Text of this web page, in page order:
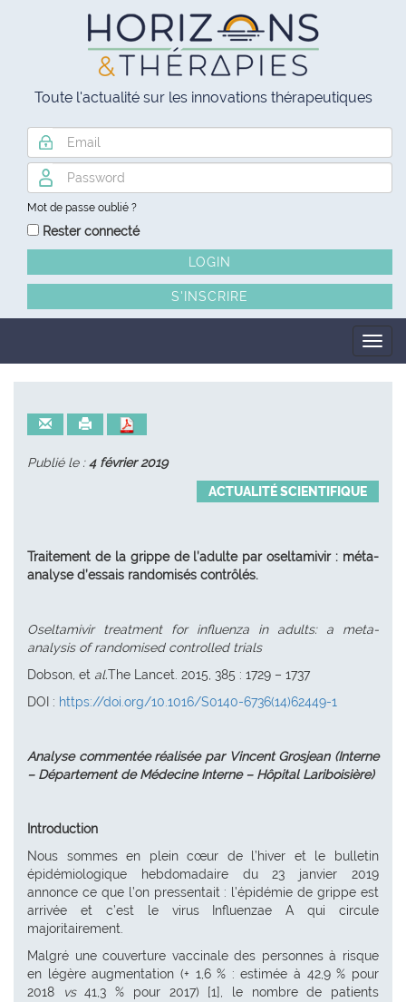
Toute l'actualité sur les innovations thérapeutiques
Mot de passe oublié ?
Rester connecté
S'INSCRIRE
Publié le :4 février 2019
ACTUALITÉ SCIENTIFIQUE
Traitement de la grippe de l’adulte par oseltamivir : méta-
analyse d’essais randomisés contrôlés.
Oseltamivir treatment for influenza in adults: a meta-
analysis of randomised controlled trials
Dobson, et al.The Lancet. 2015, 385 : 1729 – 1737
DOI : https://doi.org/10.1016/S0140-6736(14)62449-1
Analyse commentée réalisée par Vincent Grosjean (Interne
– Département de Médecine Interne – Hôpital Lariboisière)
Introduction
Nous sommes en plein cœur de l’hiver et le bulletin
épidémiologique hebdomadaire du 23 janvier 2019
annonce ce que l’on pressentait : l’épidémie de grippe est
arrivée et c’est le virus Influenzae A qui circule
majoritairement.
Malgré une couverture vaccinale des personnes à risque
en légère augmentation (+ 1,6 % : estimée à 42,9 % pour
2018
vs41,3 % pour 2017) [1], le nombre de patients